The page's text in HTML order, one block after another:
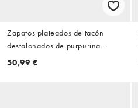
Zapatos plateados de tacón
destalonados de purpurina
Hollie de Simmi London
50,99 €